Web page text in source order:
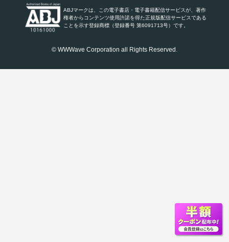
ABJマークは、この電子書店・電子書籍配信サービスが、著作
権者からコンテンツ使用許諾を得た正規版配信サービスである
ことを示す登録商標（登録番号 第6091713号）です。
© WWWave Corporation all Rights Reserved.